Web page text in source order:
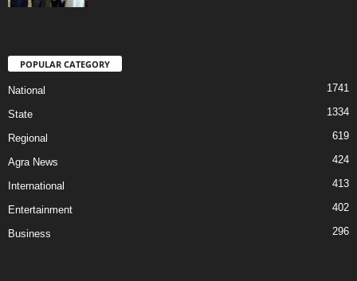
POPULAR CATEGORY
National 1741
State 1334
Regional 619
Agra News 424
International 413
Entertainment 402
Business 296